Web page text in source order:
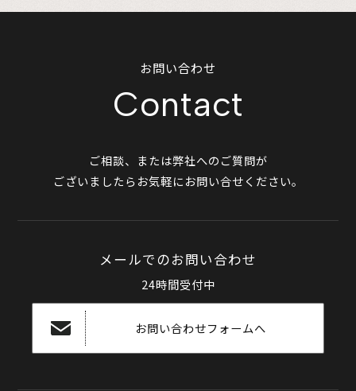
お問い合わせ
Contact
ご相談、または弊社へのご質問が
ございましたらお気軽にお問い合せください。
メールでのお問い合わせ
24時間受付中
お問い合わせフォームへ